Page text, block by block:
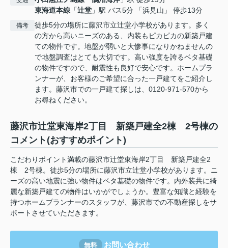
東海道本線 「辻堂 」駅 バス5分 「浜見山」 停歩13分
備考
徒歩5分の場所に藤沢市立辻堂小学校があります。多く
の方から高いニーズのある、内装もピカピカの新築戸建
ての物件です。地盤が弱いと大惨事になりかねませんの
で地盤調査はとても大切です。高い強度を誇るベタ基礎
の物件ですので、耐震性も良好で安心です。ホームプラ
ンナーが、お客様のご希望に合った一戸建てをご紹介し
ます。藤沢市での一戸建て探しは、0120-971-570から
お尋ねください。
藤沢市辻堂東海岸2丁目 新築戸建全2棟 2号棟の
コメント(おすすめポイント)
こだわりポイント満載の藤沢市辻堂東海岸2丁目 新築戸建全2
棟 2号棟。徒歩5分の場所に藤沢市立辻堂小学校があります。ニ
ーズの高い地震に強い物件はベタ基礎の物件です。内外装共に綺
麗な新築戸建ての物件はいかがでしょうか。豊富な知識と経験を
持つホームプランナーのスタッフが、藤沢市での不動産探しをサ
ポートさせていただきます。
無料 お問い合わせ